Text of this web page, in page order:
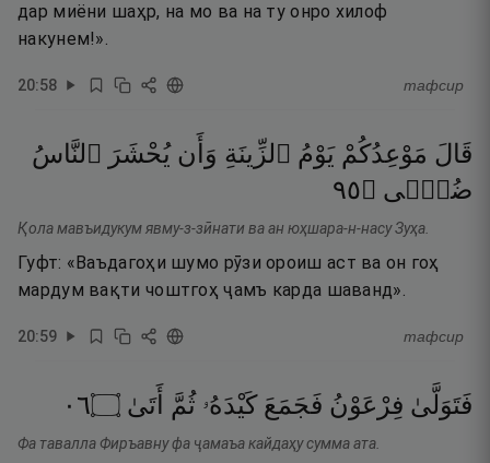
дар миёни шаҳр, на мо ва на ту онро хилоф
накунем!».
20:58 тафсир
قَالَ مَوْعِدُكُمْ يَوْمُ ٱلزِّينَةِ وَأَن يُحْشَرَ ٱلنَّاسُ
ضُحًۭى ۝٥٩
Қола мавъидукум явму-з-зӣнати ва ан юҳшара-н-насу Зуҳа.
Гуфт: «Ваъдагоҳи шумо рӯзи ороиш аст ва он гоҳ
мардум вақти чоштгоҳ ҷамъ карда шаванд».
20:59 тафсир
فَتَوَلَّىٰ فِرْعَوْنُ فَجَمَعَ كَيْدَهُۥ ثُمَّ أَتَىٰ ۝٦٠
Фа тавалла Фиръавну фа ҷамаъа кайдаҳу сумма ата.